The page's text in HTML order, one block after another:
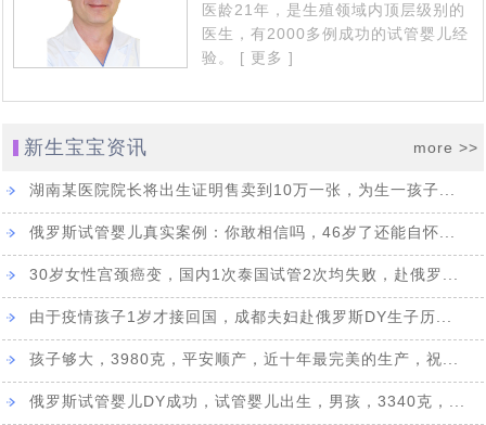
医龄21年，是生殖领域内顶层级别的
医生，有2000多例成功的试管婴儿经
验。
[ 更多 ]
新生宝宝资讯 more >>
湖南某医院院长将出生证明售卖到10万一张，为生一孩子...
俄罗斯试管婴儿真实案例：你敢相信吗，46岁了还能自怀...
30岁女性宫颈癌变，国内1次泰国试管2次均失败，赴俄罗...
由于疫情孩子1岁才接回国，成都夫妇赴俄罗斯DY生子历...
孩子够大，3980克，平安顺产，近十年最完美的生产，祝...
俄罗斯试管婴儿DY成功，试管婴儿出生，男孩，3340克，...